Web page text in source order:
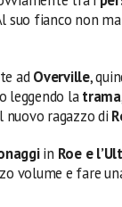
suo fianco non
adOverville,
leggendo latrama
nuovo ragazzo di
in Roe e
volume e fare